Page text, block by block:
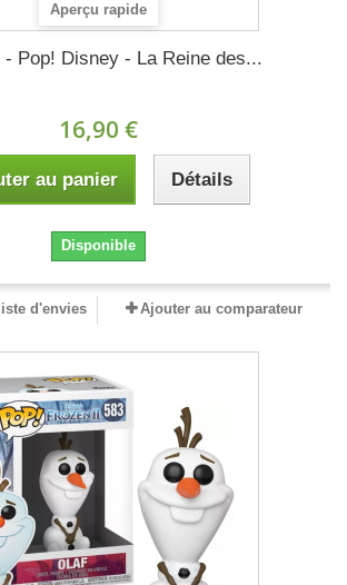
Aperçu rapide
- Pop! Disney - La Reine des...
16,90 €
au panier Détails
Disponible
d'envies Ajouter au comparateur